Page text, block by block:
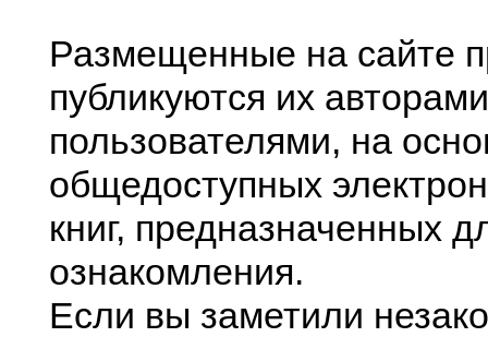
Размещенные на сайте
публикуются их
пользователями, на
общедоступных
книг, предназначенных
ознакомления.
Если вы заметили